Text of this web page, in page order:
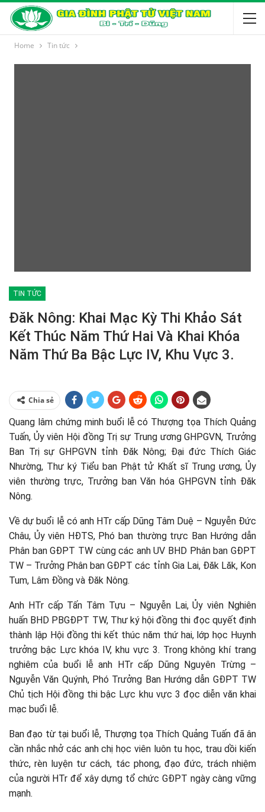
Home Tin tức
TIN TỨC
Đăk Nông: Khai Mạc Kỳ Thi Khảo Sát
Kết Thúc Năm Thứ Hai Và Khai Khóa
Năm Thứ Ba Bậc Lực IV, Khu Vực 3.
Chia sẻ
Quang lâm chứng minh buổi lễ có Thượng tọa Thích Quảng
Tuấn, Ủy viên Hội đồng Trị sự Trung ương GHPGVN, Trưởng
Ban Trị sự GHPGVN tỉnh Đăk Nông; Đại đức Thích Giác
Nhường, Thư ký Tiểu ban Phật tử Khất sĩ Trung ương, Ủy
viên thường trực, Trưởng ban Văn hóa GHPGVN tỉnh Đăk
Nông.
Về dự buổi lễ có anh HTr cấp Dũng Tâm Duệ – Nguyễn Đức
Châu, Ủy viên HĐTS, Phó ban thường trực Ban Hướng dẫn
Phân ban GĐPT TW cùng các anh UV BHD Phân ban GĐPT
TW – Trưởng Phân ban GĐPT các tỉnh Gia Lai, Đăk Lăk, Kon
Tum, Lâm Đồng và Đăk Nông.
Anh HTr cấp Tấn Tâm Tựu – Nguyễn Lai, Ủy viên Nghiên
huấn BHD PBGĐPT TW, Thư ký hội đồng thi đọc quyết định
thành lập Hội đồng thi kết thúc năm thứ hai, lớp học Huynh
trưởng bậc Lực khóa IV, khu vực 3. Trong không khí trang
nghiêm của buổi lễ anh HTr cấp Dũng Nguyên Trừng –
Nguyễn Văn Quýnh, Phó Trưởng Ban Hướng dẫn GĐPT TW
Chủ tịch Hội đồng thi bậc Lực khu vực 3 đọc diễn văn khai
mạc buổi lễ.
Ban đạo từ tại buổi lễ, Thượng tọa Thích Quảng Tuấn đã ân
cần nhắc nhở các anh chị học viên luôn tu học, trau dồi kiến
thức, rèn luyện tư cách, tác phong, đạo đức, trách nhiệm
của người HTr để xây dựng tổ chức GĐPT ngày càng vững
mạnh.